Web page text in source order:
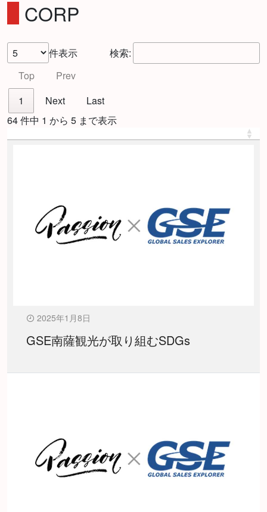
CORP
件表示
検索:
Top
Prev
1
Next
Last
64 件中 1 から 5 まで表示
2025年1月8日
GSE南薩観光が取り組むSDGs